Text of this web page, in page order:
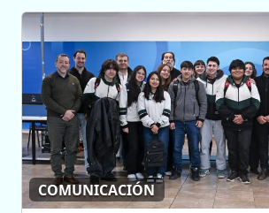
COMUNICACIÓN